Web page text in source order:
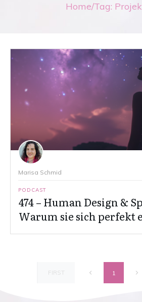
Home/Tag:
Marisa Schmid
PODCAST
474 – Human Design &
Warum sie sich perfekt
FIRST 1